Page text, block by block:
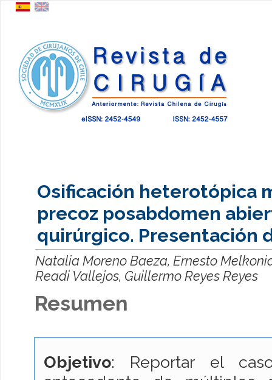
Osificación heterotópica
precoz posabdomen
quirúrgico. Presentación
Natalia Moreno Baeza, Ernesto
Readi Vallejos, Guillermo Reyes Reyes
Resumen
Objetivo: Reportar el